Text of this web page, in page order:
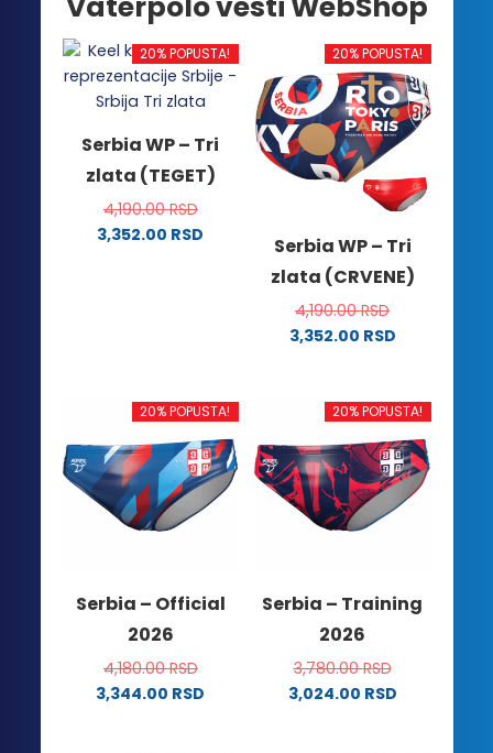
20% POPUSTA!
Serbia WP – Tri
zlata (TEGET)
4,190.00RSD
3,352.00 RSD
mogu
izabrane
na
stranici
proizvoda.
20% POPUSTA!
Serbia WP – Tri
zlata (CRVENE)
4,190.00RSD
3,352.00 RSD
ima
varijanti.
Opcije
mogu
biti
stranici
proizvoda.
20% POPUSTA!
Serbia – Official
2026
4,180.00RSD
3,344.00 RSD
20% POPUSTA!
Serbia – Training
2026
3,780.00RSD
3,024.00 RSD